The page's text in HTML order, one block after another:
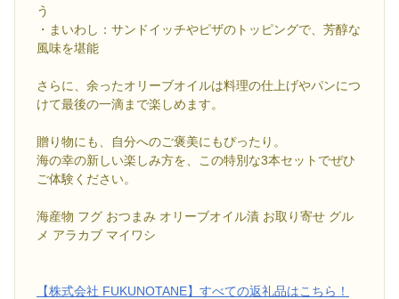
う
・まいわし：サンドイッチやピザのトッピングで、芳醇な
風味を堪能
さらに、余ったオリーブオイルは料理の仕上げやパンにつ
けて最後の一滴まで楽しめます。
贈り物にも、自分へのご褒美にもぴったり。
海の幸の新しい楽しみ方を、この特別な3本セットでぜひ
ご体験ください。
海産物 フグ おつまみ オリーブオイル漬 お取り寄せ グル
メ アラカブ マイワシ
【株式会社 FUKUNOTANE】すべての返礼品はこちら！